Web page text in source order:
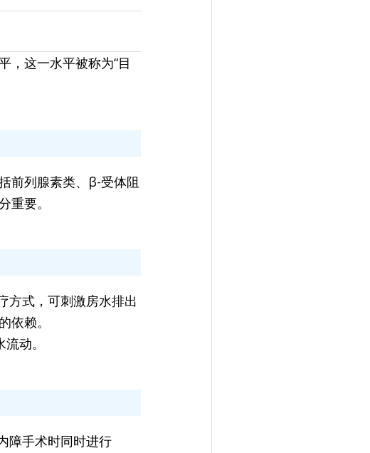
，这一水平被称为“目
前列腺素类、β-受体阻
重要。
方式，可刺激房水排出
依赖。
动。
障手术时同时进行